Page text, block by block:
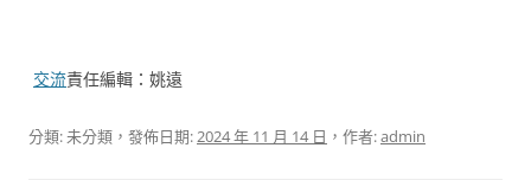
交流責任編輯：姚遠
分類: 未分類，發佈日期:2024 年 11 月 14 日 ，作者:admin